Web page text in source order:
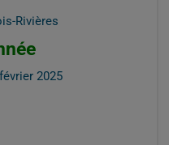
Rivières
février 2025